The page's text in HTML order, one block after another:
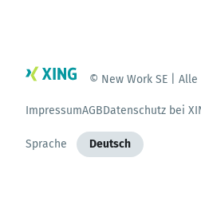
© New Work SE |
ImpressumAGBDatenschutz bei
Sprache Deutsch